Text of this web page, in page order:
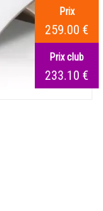
Prix
259.00 €
Prix club
233.10 €